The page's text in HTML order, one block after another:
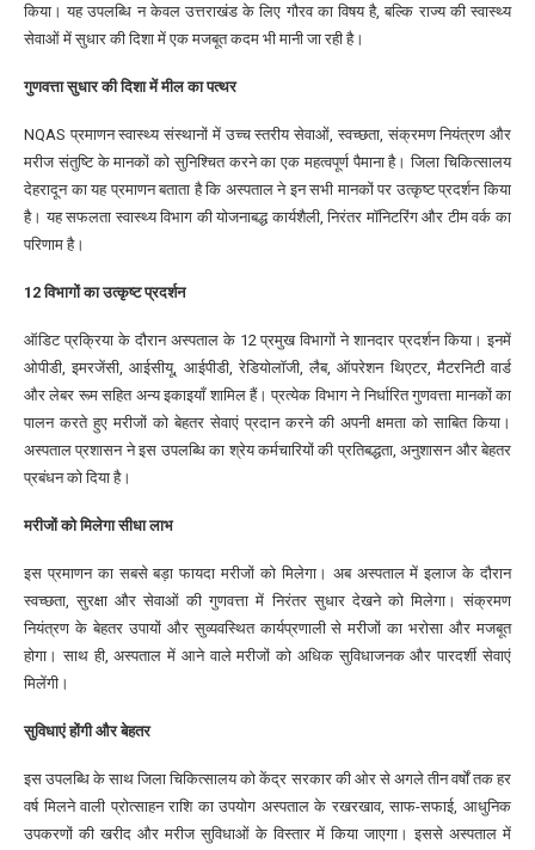
किया। यह उपलब्धि न केवल उत्तराखंड के लिए गौरव का विषय है, बल्कि राज्य की स्वास्थ्य
सेवाओं में सुधार की दिशा में एक मजबूत कदम भी मानी जा रही है।
गुणवत्ता सुधार की दिशा में मील का पत्थर
NQAS प्रमाणन स्वास्थ्य संस्थानों में उच्च स्तरीय सेवाओं, स्वच्छता, संक्रमण नियंत्रण और
मरीज संतुष्टि के मानकों को सुनिश्चित करने का एक महत्वपूर्ण पैमाना है। जिला चिकित्सालय
देहरादून का यह प्रमाणन बताता है कि अस्पताल ने इन सभी मानकों पर उत्कृष्ट प्रदर्शन किया
है। यह सफलता स्वास्थ्य विभाग की योजनाबद्ध कार्यशैली, निरंतर मॉनिटरिंग और टीम वर्क का
परिणाम है।
12 विभागों का उत्कृष्ट प्रदर्शन
ऑडिट प्रक्रिया के दौरान अस्पताल के 12 प्रमुख विभागों ने शानदार प्रदर्शन किया। इनमें
ओपीडी, इमरजेंसी, आईसीयू, आईपीडी, रेडियोलॉजी, लैब, ऑपरेशन थिएटर, मैटरनिटी वार्ड
और लेबर रूम सहित अन्य इकाइयाँ शामिल हैं। प्रत्येक विभाग ने निर्धारित गुणवत्ता मानकों का
पालन करते हुए मरीजों को बेहतर सेवाएं प्रदान करने की अपनी क्षमता को साबित किया।
अस्पताल प्रशासन ने इस उपलब्धि का श्रेय कर्मचारियों की प्रतिबद्धता, अनुशासन और बेहतर
प्रबंधन को दिया है।
मरीजों को मिलेगा सीधा लाभ
इस प्रमाणन का सबसे बड़ा फायदा मरीजों को मिलेगा। अब अस्पताल में इलाज के दौरान
स्वच्छता, सुरक्षा और सेवाओं की गुणवत्ता में निरंतर सुधार देखने को मिलेगा। संक्रमण
नियंत्रण के बेहतर उपायों और सुव्यवस्थित कार्यप्रणाली से मरीजों का भरोसा और मजबूत
होगा। साथ ही, अस्पताल में आने वाले मरीजों को अधिक सुविधाजनक और पारदर्शी सेवाएं
मिलेंगी।
सुविधाएं होंगी और बेहतर
इस उपलब्धि के साथ जिला चिकित्सालय को केंद्र सरकार की ओर से अगले तीन वर्षों तक हर
वर्ष मिलने वाली प्रोत्साहन राशि का उपयोग अस्पताल के रखरखाव, साफ-सफाई, आधुनिक
उपकरणों की खरीद और मरीज सुविधाओं के विस्तार में किया जाएगा। इससे अस्पताल में